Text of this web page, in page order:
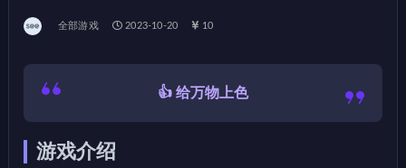
全部游戏 2023-10-20 10
👍 给万物上色
游戏介绍